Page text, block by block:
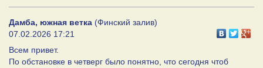
Дамба, южная ветка (Финский залив)
07.02.2026 17:21
Всем привет.
По обстановке в четверг было понятно, что сегодня чтоб